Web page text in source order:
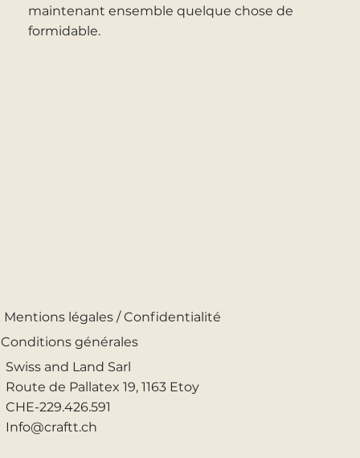
maintenant ensemble quelque chose de
formidable.
Conditions générales
Mentions légales / Confidentialité
Swiss and Land Sarl
Route de Pallatex 19, 1163 Etoy
CHE-229.426.591
Info@craftt.ch